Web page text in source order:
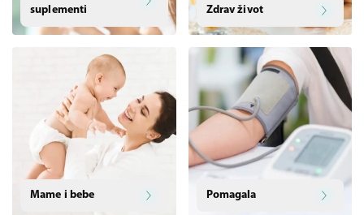
suplementi
Zdrav život
Mame i bebe Pomagala